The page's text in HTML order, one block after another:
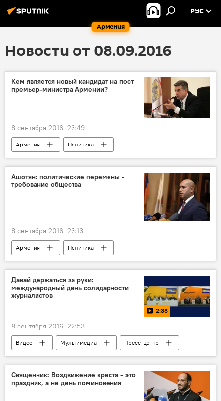
Армения
РУС
Новости от 08.09.2016
Кем является новый кандидат на пост
премьер-министра Армении?
8 сентября 2016, 23:49
Армения
Политика
Изменения в правительстве Армении
Ашотян: политические перемены -
требование общества
8 сентября 2016, 23:13
Армения
Политика
Изменения в правительстве Армении
Давай держаться за руки:
международный день солидарности
журналистов
2:38
8 сентября 2016, 22:53
Видео Мультимедиа
Пресс-центр
Видео из пресс-центра
Священник: Воздвижение креста - это
праздник, а не день поминовения